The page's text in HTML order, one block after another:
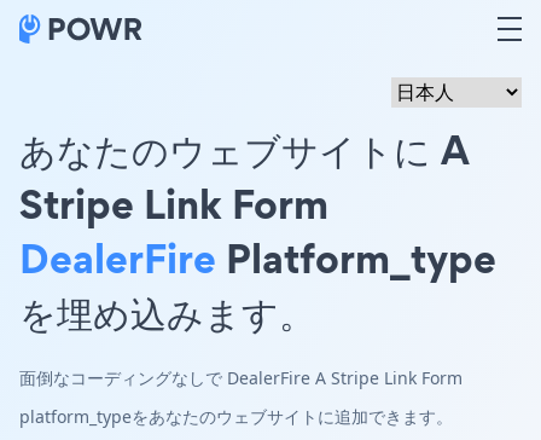
あなたのウェブサイトに A
Stripe Link Form
DealerFire Platform_type
を埋め込みます。
面倒なコーディングなしで DealerFire A Stripe Link Form
platform_typeをあなたのウェブサイトに追加できます。